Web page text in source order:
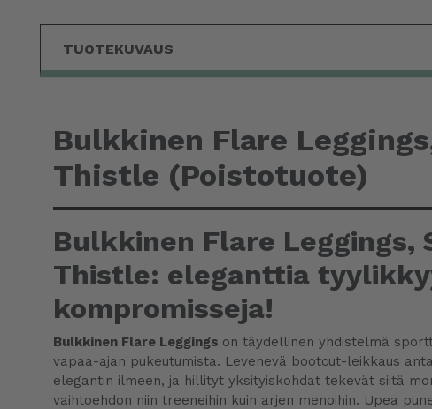
TUOTEKUVAUS
Bulkkinen Flare
Thistle (Poistotuote)
Bulkkinen Flare Leggings,
Thistle: eleganttia
kompromisseja!
Bulkkinen Flare Leggings on täydellinen yhdistelmä
vapaa-ajan pukeutumista. Levenevä bootcut-leikkaus
elegantin ilmeen, ja hillityt yksityiskohdat tekevät siitä
vaihtoehdon niin treeneihin kuin arjen menoihin. Upea